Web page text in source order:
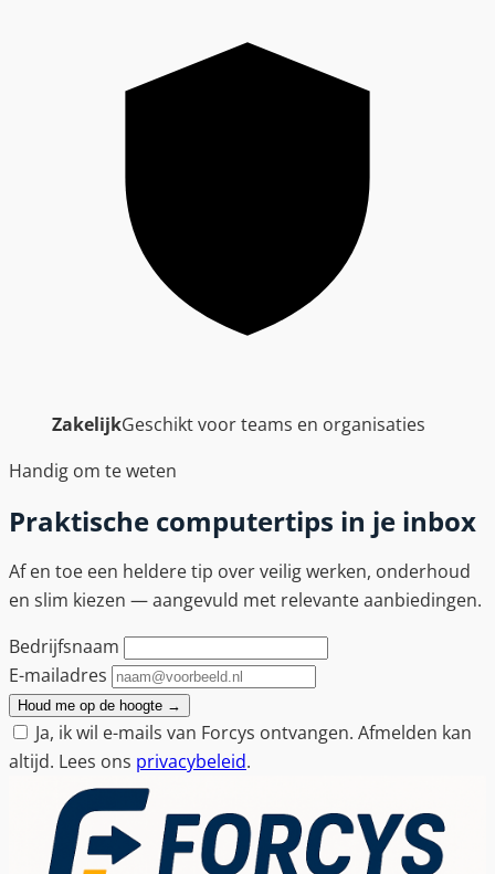
ZakelijkGeschikt voor teams en organisaties
Handig om te weten
Praktische computertips in je inbox
Af en toe een heldere tip over veilig werken, onderhoud
en slim kiezen — aangevuld met relevante aanbiedingen.
Bedrijfsnaam
E-mailadres
Houd me op de hoogte →
Ja, ik wil e-mails van Forcys ontvangen. Afmelden kan
altijd. Lees ons privacybeleid.